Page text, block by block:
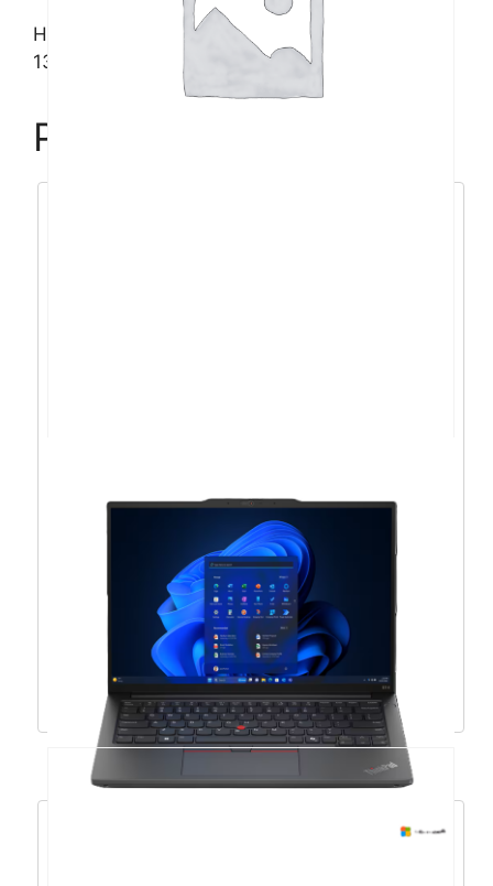
HP PB 450 G10 i7-
1355U/16GB/512GB/15,6″FHD/W11p
Povezani proizvodi
Acer Nitro 5 i7-
12650H/16GB/512GB/RTX4050/17,3/DOS –
NH.QLGEX.00D
1.506,38€ 1.355,74€
Dodaj u košaricu